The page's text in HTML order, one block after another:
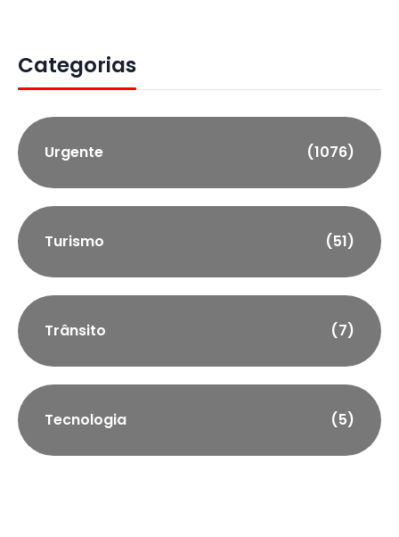
Categorias
Urgente (1076)
Turismo (51)
Trânsito (7)
Tecnologia (5)